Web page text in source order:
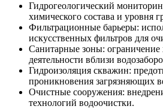
Гидрогеологический
химического состава и уровня
Фильтрационные барьеры:
искусственных фильтров для
Санитарные зоны: ограничение
деятельности вблизи
Гидроизоляция скважин:
проникновения загрязняющих
Очистные сооружения:
технологий водоочистки.